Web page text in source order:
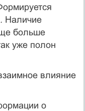
Наличие
больше
уже полон
влияние
о